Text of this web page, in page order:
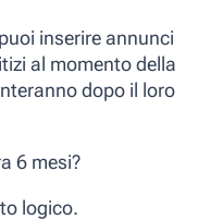
inserire annunci
al momento della
dopo il loro
6 mesi?
logico.